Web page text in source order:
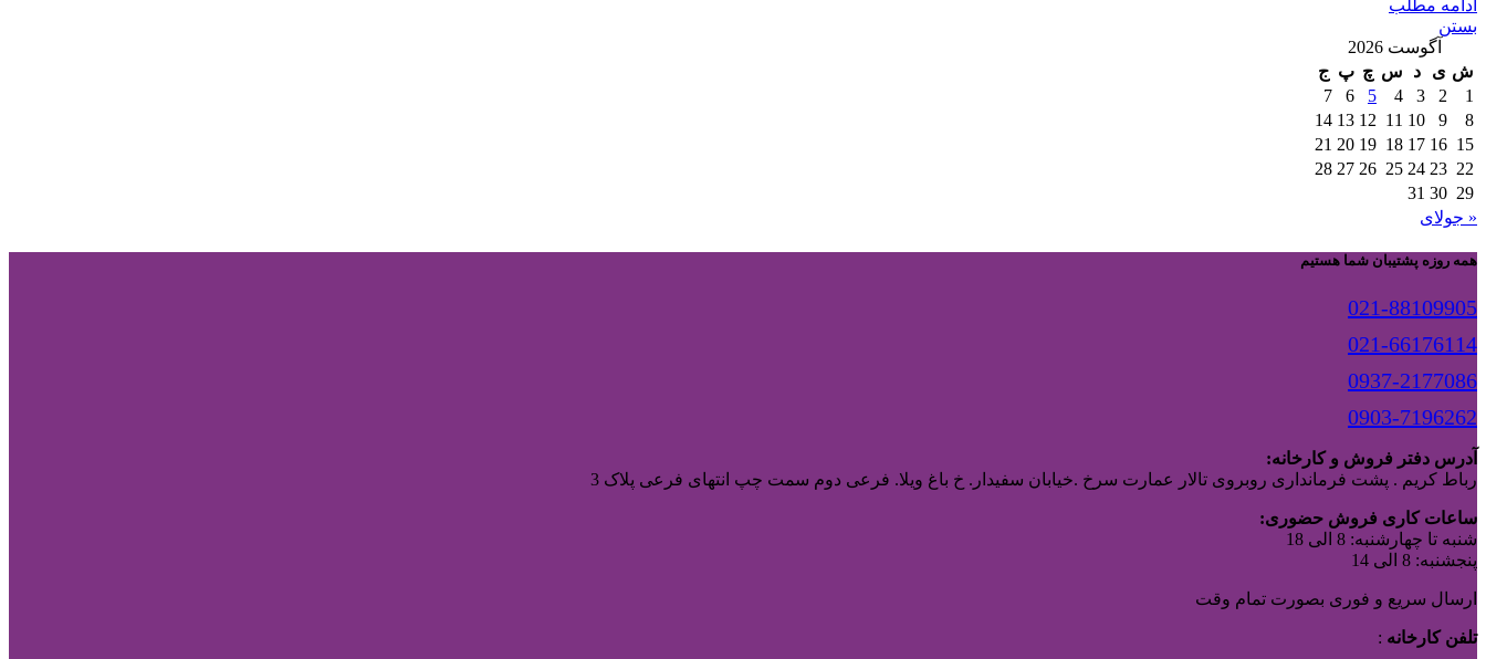
ادامه مطلب
بستن
آگوست 2026
ش ی د س چ پ ج
1
2
3
4
5
6
7
8
9
10
11
12
13
14
15
16
17
18
19
20
21
22
23
24
25
26
27
28
29
30
31
« جولای
همه روزه پشتیبان شما هستیم
021-88109905
021-66176114
0937-2177086
0903-7196262
آدرس دفتر فروش و کارخانه:
رباط کریم . پشت فرمانداری روبروی تالار عمارت سرخ .خیابان سفیدار. خ باغ ویلا. فرعی دوم سمت چپ انتهای فرعی پلاک 3
ساعات کاری فروش حضوری:
شنبه تا چهارشنبه: 8 الی 18
پنجشنبه: 8 الی 14
ارسال سریع و فوری بصورت تمام وقت
تلفن کارخانه :